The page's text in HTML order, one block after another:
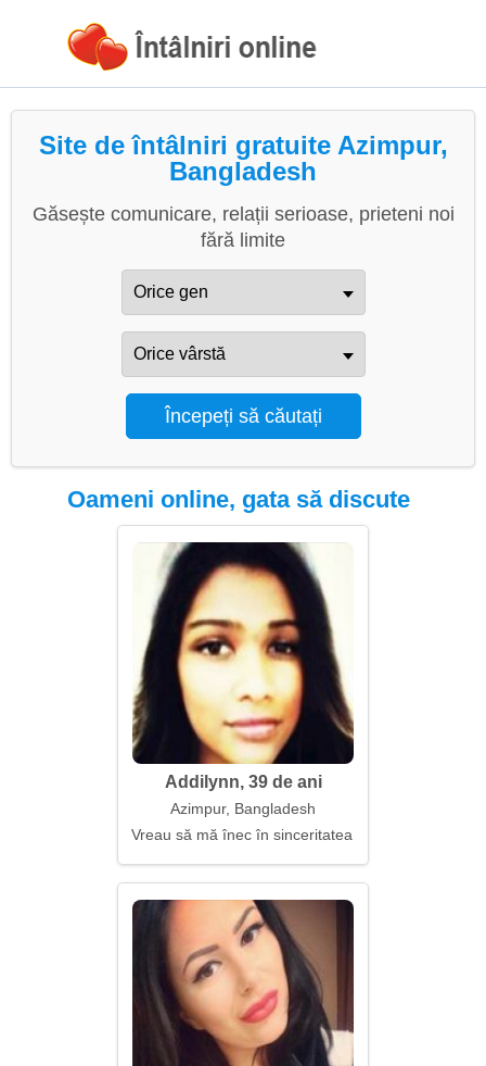
Site de întâlniri gratuite Azimpur,
Bangladesh
Găsește comunicare, relații serioase, prieteni noi
fără limite
Oameni online, gata să discute
Addilynn, 39 de ani
Azimpur, Bangladesh
Vreau să mă înec în sinceritatea cuiva